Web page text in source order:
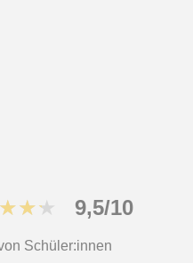
9,5/10
Schüler:innen